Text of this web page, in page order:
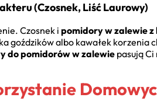
(Czosnek, Liść Laurowy)
Czosnek i pomidory w zalewie
goździków albo kawałek korzenia
do pomidorów w zalewie pasują